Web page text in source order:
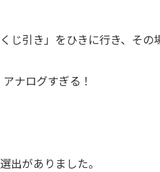
じ引き」をひきに行き、その
ナログすぎる！
出がありました。